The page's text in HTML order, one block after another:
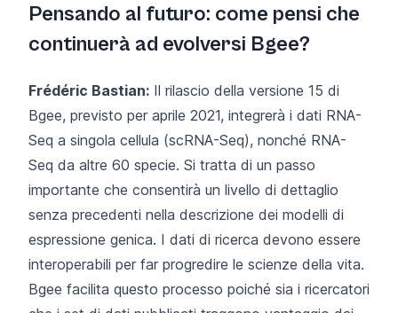
Pensando al futuro: come pensi che
continuerà ad evolversi Bgee?
Frédéric Bastian: Il rilascio della versione 15 di
Bgee, previsto per aprile 2021, integrerà i dati RNA-
Seq a singola cellula (scRNA-Seq), nonché RNA-
Seq da altre 60 specie. Si tratta di un passo
importante che consentirà un livello di dettaglio
senza precedenti nella descrizione dei modelli di
espressione genica. I dati di ricerca devono essere
interoperabili per far progredire le scienze della vita.
Bgee facilita questo processo poiché sia i ricercatori